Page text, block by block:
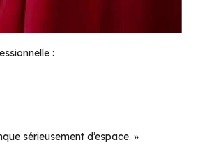
:
sérieusement d’espace. »